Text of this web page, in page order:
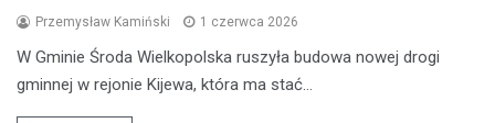
Przemysław Kamiński 1 czerwca 2026
W Gminie Środa Wielkopolska ruszyła budowa nowej drogi
gminnej w rejonie Kijewa, która ma stać…